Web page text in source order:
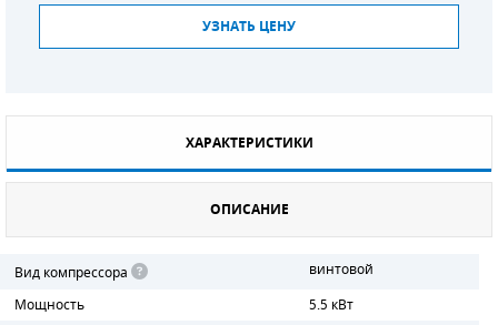
УЗНАТЬ ЦЕНУ
ХАРАКТЕРИСТИКИ
ОПИСАНИЕ
Вид компрессора
винтовой
Мощность
5.5 кВт
ДИЗЕЛЬНЫЕ ДВИГАТЕЛИ
ДЕТАЛИ ДВС
МОТОРНОЕ МАСЛО
РАДИАТОРЫ